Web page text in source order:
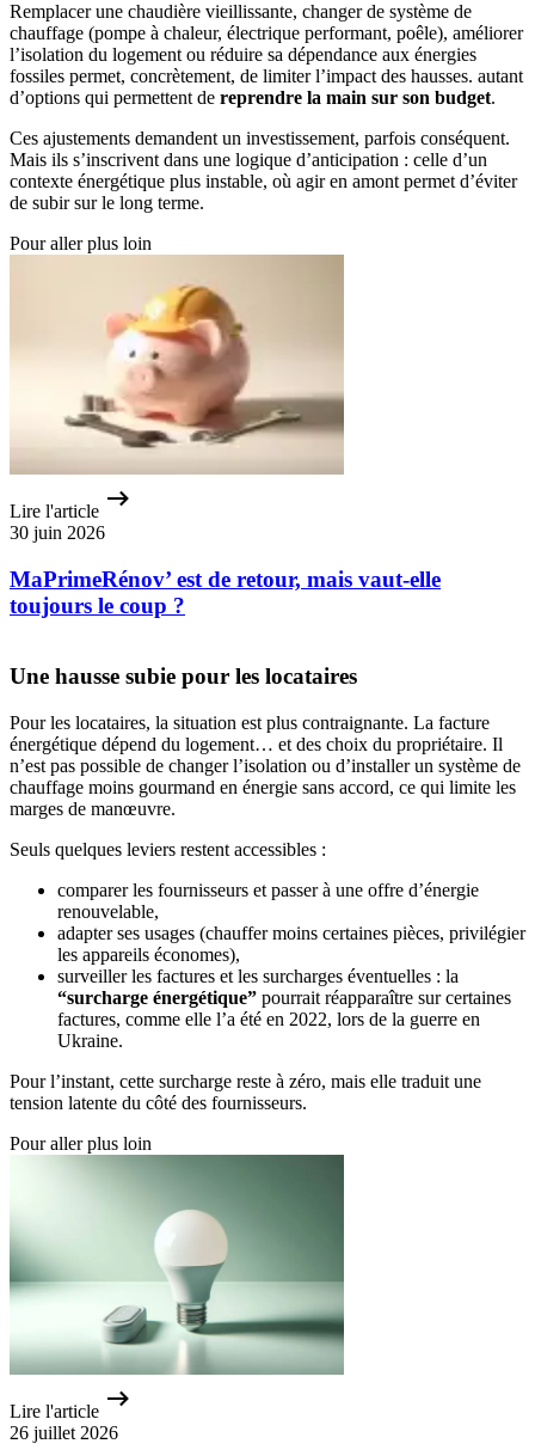
Remplacer une chaudière vieillissante, changer de système de
chauffage (pompe à chaleur, électrique performant, poêle), améliorer
l’isolation du logement ou réduire sa dépendance aux énergies
fossiles permet, concrètement, de limiter l’impact des hausses. autant
d’options qui permettent de reprendre la main sur son budget.
Ces ajustements demandent un investissement, parfois conséquent.
Mais ils s’inscrivent dans une logique d’anticipation : celle d’un
contexte énergétique plus instable, où agir en amont permet d’éviter
de subir sur le long terme.
Pour aller plus loin
Lire l'article
30 juin 2026
MaPrimeRénov’ est de retour, mais vaut-elle
toujours le coup ?
Une hausse subie pour les locataires
Pour les locataires, la situation est plus contraignante. La facture
énergétique dépend du logement… et des choix du propriétaire. Il
n’est pas possible de changer l’isolation ou d’installer un système de
chauffage moins gourmand en énergie sans accord, ce qui limite les
marges de manœuvre.
Seuls quelques leviers restent accessibles :
comparer les fournisseurs et passer à une offre d’énergie
renouvelable,
adapter ses usages (chauffer moins certaines pièces, privilégier
les appareils économes),
surveiller les factures et les surcharges éventuelles : la
“surcharge énergétique” pourrait réapparaître sur certaines
factures, comme elle l’a été en 2022, lors de la guerre en
Ukraine.
Pour l’instant, cette surcharge reste à zéro, mais elle traduit une
tension latente du côté des fournisseurs.
Pour aller plus loin
Lire l'article
26 juillet 2026